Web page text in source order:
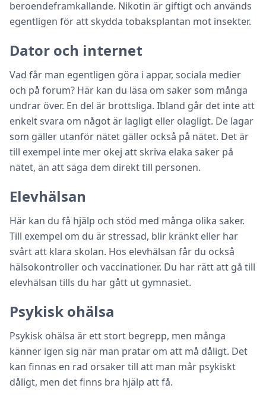
beroendeframkallande. Nikotin är giftigt och används
egentligen för att skydda tobaksplantan mot insekter.
Dator och internet
Vad får man egentligen göra i appar, sociala medier
och på forum? Här kan du läsa om saker som många
undrar över. En del är brottsliga. Ibland går det inte att
enkelt svara om något är lagligt eller olagligt. De lagar
som gäller utanför nätet gäller också på nätet. Det är
till exempel inte mer okej att skriva elaka saker på
nätet, än att säga dem direkt till personen.
Elevhälsan
Här kan du få hjälp och stöd med många olika saker.
Till exempel om du är stressad, blir kränkt eller har
svårt att klara skolan. Hos elevhälsan får du också
hälsokontroller och vaccinationer. Du har rätt att gå till
elevhälsan tills du har gått ut gymnasiet.
Psykisk ohälsa
Psykisk ohälsa är ett stort begrepp, men många
känner igen sig när man pratar om att må dåligt. Det
kan finnas en rad orsaker till att man mår psykiskt
dåligt, men det finns bra hjälp att få.